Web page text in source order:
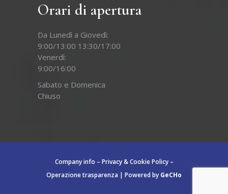
Orari di apertura
Da Lunedì a Giovedì:
9:00/13:00 13:30/17:00
Venerdì:
9:00/16:00
Sabato e Domenica
Chiuso
Company info – Privacy & Cookie Policy–
Operazione trasparenza
Powered by GeCHo